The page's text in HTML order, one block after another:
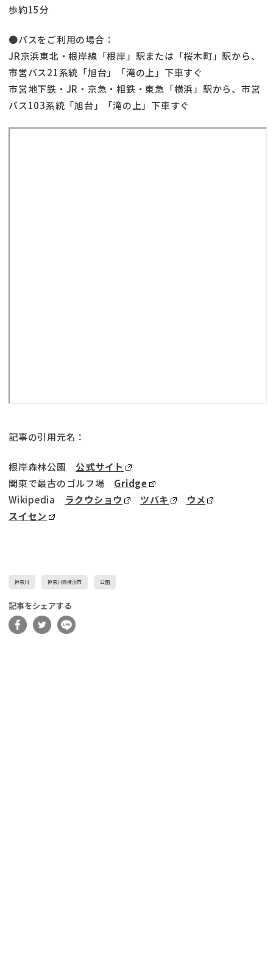
歩約15分
●バスをご利用の場合：
JR京浜東北・根岸線「根岸」駅または「桜木町」駅から、
市営バス21系統「旭台」「滝の上」下車すぐ
市営地下鉄・JR・京急・相鉄・東急「横浜」駅から、市営
バス103系統「旭台」「滝の上」下車すぐ
記事の引用元名：
根岸森林公園 公式サイト
関東で最古のゴルフ場 Gridge
Wikipedia ラクウショウ ツバキ
ウメ
スイセン
神奈川 神奈川県横浜市 公園
記事をシェアする